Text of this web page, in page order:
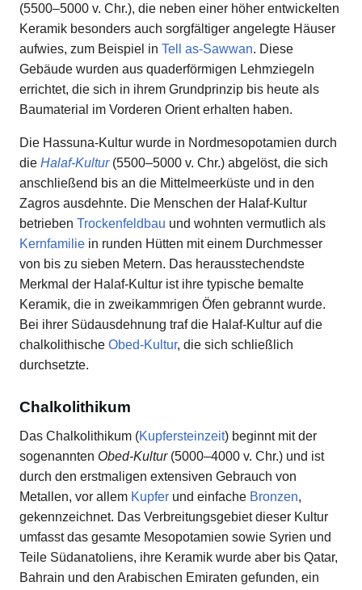
(5500–5000 v. Chr.), die neben einer höher entwickelten
Keramik besonders auch sorgfältiger angelegte Häuser
aufwies, zum Beispiel in Tell as-Sawwan. Diese
Gebäude wurden aus quaderförmigen Lehmziegeln
errichtet, die sich in ihrem Grundprinzip bis heute als
Baumaterial im Vorderen Orient erhalten haben.
Die Hassuna-Kultur wurde in Nordmesopotamien durch
die Halaf-Kultur(5500–5000 v. Chr.) abgelöst, die sich
anschließend bis an die Mittelmeerküste und in den
Zagros ausdehnte. Die Menschen der Halaf-Kultur
betrieben Trockenfeldbau und wohnten vermutlich als
Kernfamilie in runden Hütten mit einem Durchmesser
von bis zu sieben Metern. Das herausstechendste
Merkmal der Halaf-Kultur ist ihre typische bemalte
Keramik, die in zweikammrigen Öfen gebrannt wurde.
Bei ihrer Südausdehnung traf die Halaf-Kultur auf die
chalkolithische Obed-Kultur, die sich schließlich
durchsetzte.
Chalkolithikum
Das Chalkolithikum (Kupfersteinzeit) beginnt mit der
sogenannten Obed-Kultur(5000–4000 v. Chr.) und ist
durch den erstmaligen extensiven Gebrauch von
Metallen, vor allem Kupfer und einfache Bronzen,
gekennzeichnet. Das Verbreitungsgebiet dieser Kultur
umfasst das gesamte Mesopotamien sowie Syrien und
Teile Südanatoliens, ihre Keramik wurde aber bis Qatar,
Bahrain und den Arabischen Emiraten gefunden, ein